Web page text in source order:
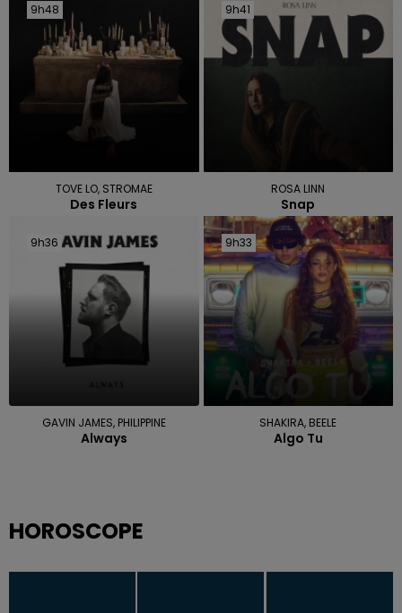
9h48
9h48
TOVE LO, STROMAE
Des Fleurs
9h41
9h41
ROSA LINN
Snap
9h36
9h36
GAVIN JAMES, PHILIPPINE
Always
9h33
9h33
SHAKIRA, BEELE
Algo Tu
HOROSCOPE